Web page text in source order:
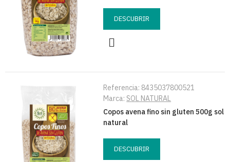
DESCUBRIR
Referencia: 8435037800521
Marca: SOL NATURAL
Copos avena fino sin gluten 500g sol
natural
DESCUBRIR